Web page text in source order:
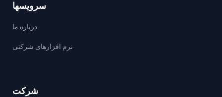
سرویسها
درباره ما
نرم افزارهای شرکتی
شرکت